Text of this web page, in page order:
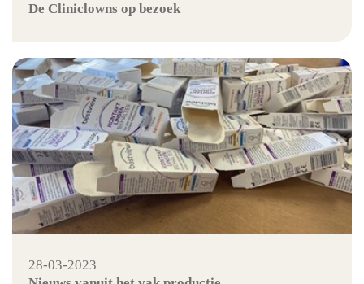
De Cliniclowns op bezoek
28-03-2023